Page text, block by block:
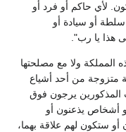
لأي حاكم أو فرد أو
سلطة أو سيادة أو
هذا يا رب".
المملكة ولا مع مصلحتها
متزوجة من أحد أشياع
المذكورين يرجون فوق
يذعنون أو
أو ستكون لهم علاقة بهما،